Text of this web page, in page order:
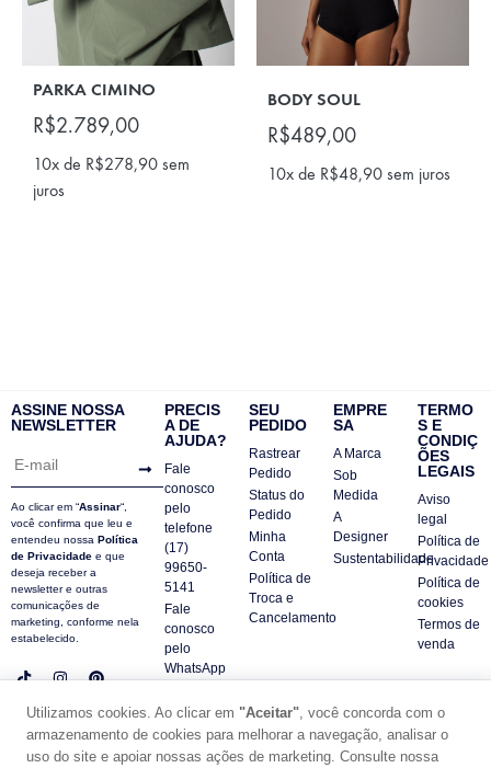
PARKA CIMINO
R$2.789,00
10x de R$278,90 sem
juros
BODY SOUL
R$489,00
10x de R$48,90 sem juros
ASSINE NOSSA
NEWSLETTER
Ao clicar em “Assinar“,
você confirma que leu e
entendeu nossa Política
de Privacidade e que
deseja receber a
newsletter e outras
comunicações de
marketing, conforme nela
estabelecido.
PRECIS
A DE
AJUDA?
Fale
conosco
pelo
telefone
(17)
99650-
5141
Fale
conosco
pelo
WhatsApp
FAQ
SEU
PEDIDO
Rastrear
Pedido
Status do
Pedido
Minha
Conta
Política de
Troca e
Cancelamento
EMPRE
SA
A Marca
Sob
Medida
A
Designer
Sustentabilidade
TERMO
S E
CONDIÇ
ÕES
LEGAIS
Aviso
legal
Política de
Privacidade
Política de
cookies
Termos de
venda
© DUE PANNO - 2024 -
Utilizamos cookies. Ao clicar em "Aceitar", você concorda com o
armazenamento de cookies para melhorar a navegação, analisar o
uso do site e apoiar nossas ações de marketing. Consulte nossa